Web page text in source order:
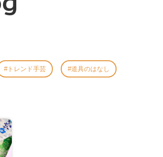
トレンド手芸 道具のはなし